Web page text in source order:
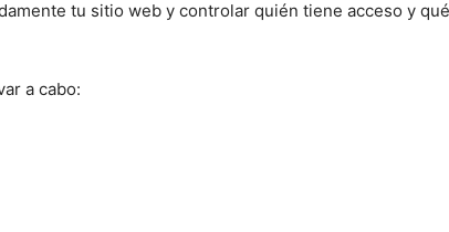
tu sitio web y controlar quién tiene acceso y
a cabo: